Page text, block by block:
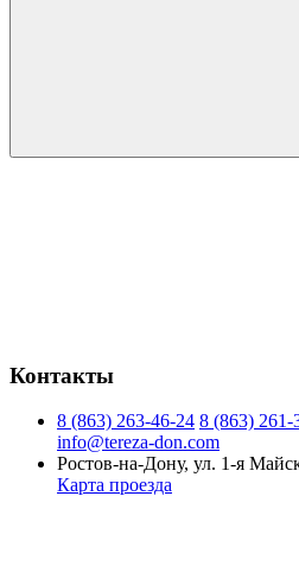
Контакты
8 (863) 263-46-24 8 (863) 261-
info@tereza-don.com
Ростов-на-Дону, ул. 1-я
Карта проезда